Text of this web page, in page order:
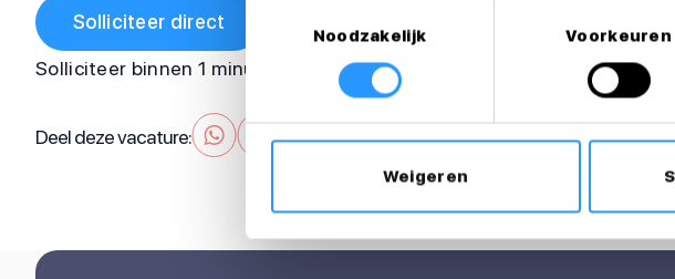
Noodzakelijk
Voorkeuren
Weigeren
Solliciteer direct
Solliciteer binnen 1 minuut
Deel deze vacature: